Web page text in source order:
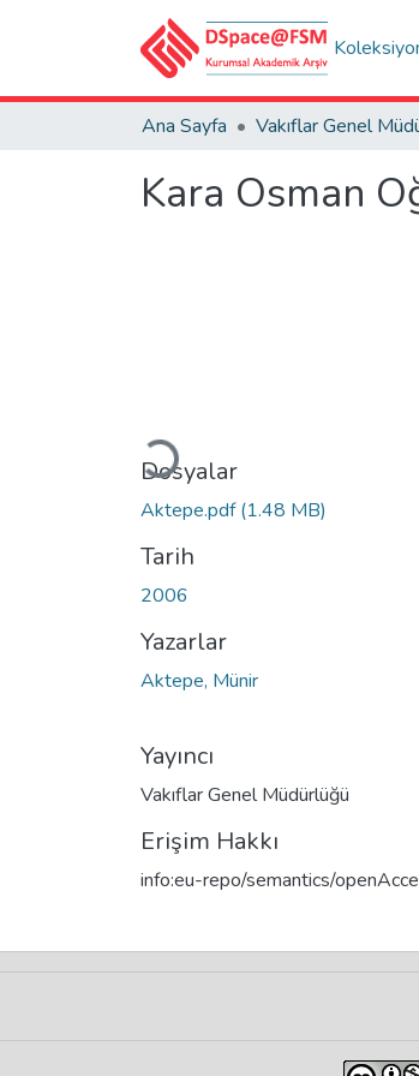
Ana Sayfa
Kara Osman
Yükleniyor...
Dosyalar
Aktepe.pdf(1.48 MB)
Tarih
2006
Yazarlar
Aktepe, Münir
Yayıncı
Vakıflar Genel Müdürlüğü
Erişim Hakkı
info:eu-repo/semantics/